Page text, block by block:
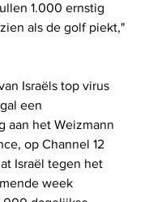
1.000 ernstig
als de golf piekt,"
Israëls top virus
een
aan het Weizmann
op Channel 12
Israël tegen het
week